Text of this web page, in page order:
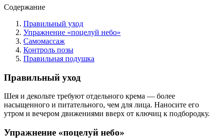
Содержание
Правильный уход
Упражнение «поцелуй небо»
Самомассаж
Контроль позы
Правильная подушка
Правильный уход
Шея и декольте требуют отдельного крема — более
насыщенного и питательного, чем для лица. Наносите его
утром и вечером движениями вверх от ключиц к подбородку.
Упражнение «поцелуй небо»